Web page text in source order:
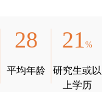
28
平均年龄
21 %
研究生或以
上学历